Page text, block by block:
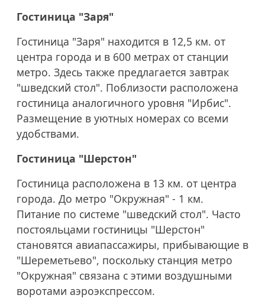
Гостиница "Заря"
Гостиница "Заря" находится в 12,5 км. от
центра города и в 600 метрах от станции
метро. Здесь также предлагается завтрак
"шведский стол". Поблизости расположена
гостиница аналогичного уровня "Ирбис".
Размещение в уютных номерах со всеми
удобствами.
Гостиница "Шерстон"
Гостиница расположена в 13 км. от центра
города. До метро "Окружная" - 1 км.
Питание по системе "шведский стол". Часто
постояльцами гостиницы "Шерстон"
становятся авиапассажиры, прибывающие в
"Шереметьево", поскольку станция метро
"Окружная" связана с этими воздушными
воротами аэроэкспрессом.